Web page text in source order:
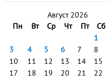
Август 2026
Пн
Вт Ср Чт Пт Сб
1
3
4 5 6 7 8
10
11 12 13 14 15
17
18 19 20 21 22